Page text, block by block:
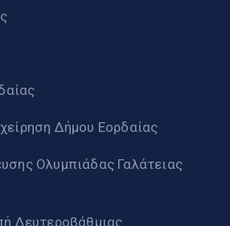
Δήμου Εορδαίας
Ολυμπιάδας Γαλάτειας
Δευτεροβάθμιας